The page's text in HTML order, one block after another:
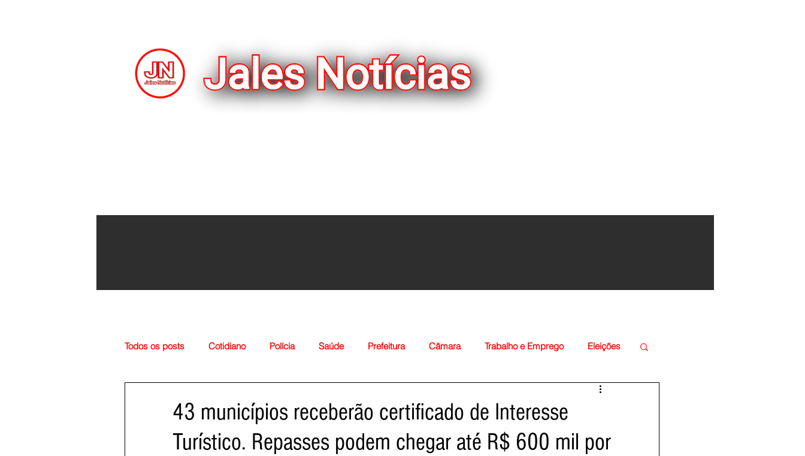
Todos os posts Cotidiano Polícia Saúde Prefeitura Câmara Trabalho e Emprego Eleições
43 municípios receberão certificado de Interesse
Turístico. Repasses podem chegar até R$ 600 mil por